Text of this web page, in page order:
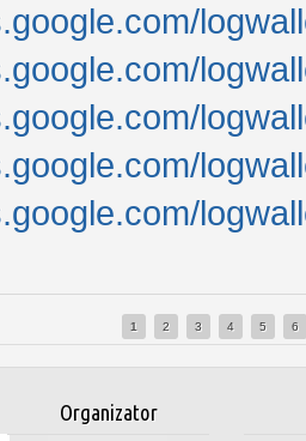
1 2 3 4 5 6
Organizator